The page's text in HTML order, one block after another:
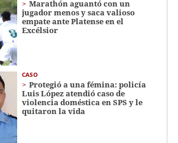
Marathón aguantó con un
jugador menos y saca valioso
empate ante Platense en el
Excélsior
CASO
Protegió a una fémina: policía
Luis López atendió caso de
violencia doméstica en SPS y le
quitaron la vida